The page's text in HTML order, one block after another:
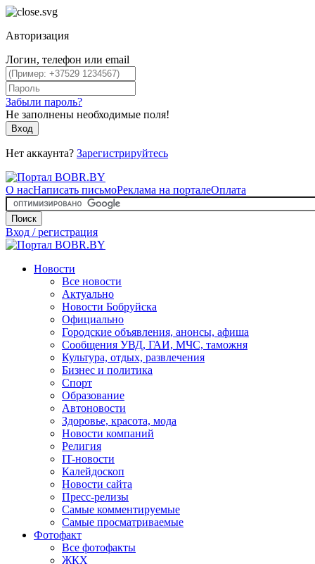
Авторизация
Логин, телефон или email
Забыли пароль?
Не заполнены необходимые поля!
Вход
Нет аккаунта? Зарегистрируйтесь
О насНаписать письмоРеклама на порталеОплата
Поиск
Вход / регистрация
Новости
Все новости
Актуально
Новости Бобруйска
Официально
Городские объявления, анонсы, афиша
Сообщения УВД, ГАИ, МЧС, таможня
Культура, отдых, развлечения
Бизнес и политика
Спорт
Образование
Автоновости
Здоровье, красота, мода
Новости компаний
Религия
IT-новости
Калейдоскоп
Новости сайта
Пресс-релизы
Самые комментируемые
Самые просматриваемые
Фотофакт
Все фотофакты
ЖКХ